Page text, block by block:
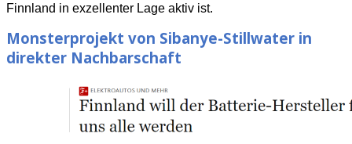
Finnland in exzellenter Lage aktiv ist.
Monsterprojekt von Sibanye-Stillwater in
direkter Nachbarschaft